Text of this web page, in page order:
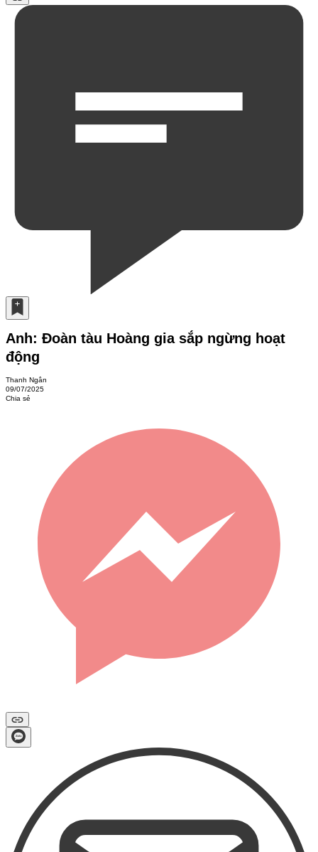
Anh: Đoàn tàu Hoàng gia sắp ngừng hoạt
động
Thanh Ngân
09/07/2025
Chia sẻ